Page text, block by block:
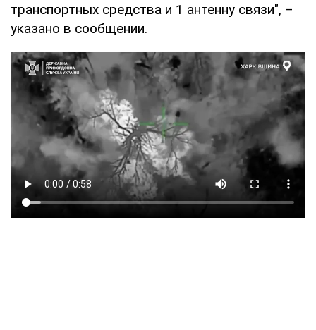
транспортных средства и 1 антенну связи", –
указано в сообщении.